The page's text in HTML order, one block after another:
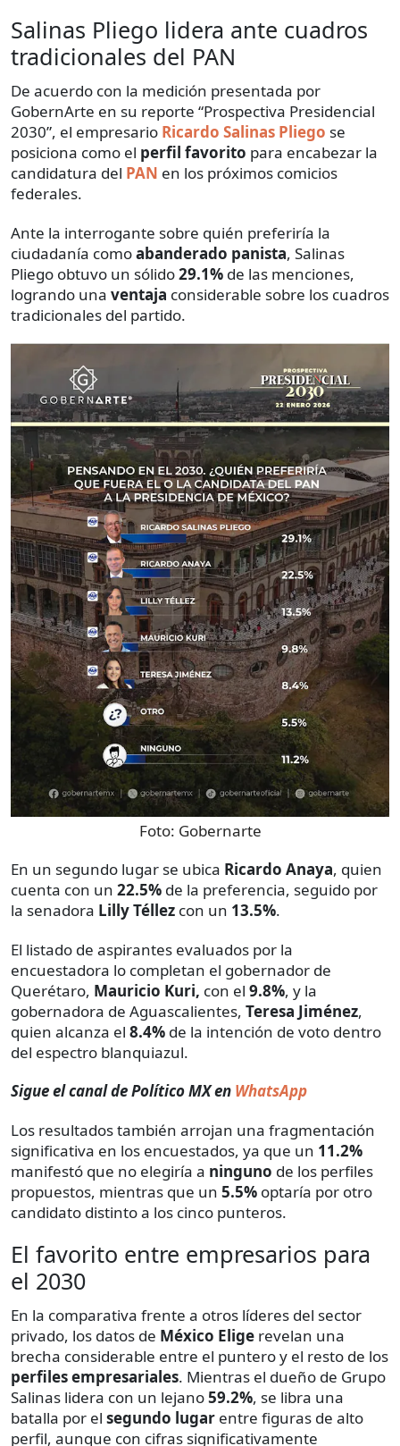
Salinas Pliego lidera ante cuadros
tradicionales del PAN
De acuerdo con la medición presentada por
GobernArte en su reporte “Prospectiva Presidencial
2030”, el empresario Ricardo Salinas Pliego se
posiciona como el perfil favorito para encabezar la
candidatura del PAN en los próximos comicios
federales.
Ante la interrogante sobre quién preferiría la
ciudadanía comoabanderado panista, Salinas
Pliego obtuvo un sólido29.1% de las menciones,
logrando una ventaja considerable sobre los cuadros
tradicionales del partido.
Foto: Gobernarte
En un segundo lugar se ubica Ricardo Anaya, quien
cuenta con un 22.5% de la preferencia, seguido por
la senadora Lilly Téllez con un 13.5%.
El listado de aspirantes evaluados por la
encuestadora lo completan el gobernador de
Querétaro, Mauricio Kuri, con el 9.8%, y la
gobernadora de Aguascalientes, Teresa Jiménez,
quien alcanza el 8.4% de la intención de voto dentro
del espectro blanquiazul.
Sigue el canal de Político MX en WhatsApp
Los resultados también arrojan una fragmentación
significativa en los encuestados, ya que un 11.2%
manifestó que no elegiría a ninguno de los perfiles
propuestos, mientras que un 5.5% optaría por otro
candidato distinto a los cinco punteros.
El favorito entre empresarios para
el 2030
En la comparativa frente a otros líderes del sector
privado, los datos de México Elige revelan una
brecha considerable entre el puntero y el resto de los
perfiles empresariales. Mientras el dueño de Grupo
Salinas lidera con un lejano59.2%, se libra una
batalla por el segundo lugar entre figuras de alto
perfil, aunque con cifras significativamente